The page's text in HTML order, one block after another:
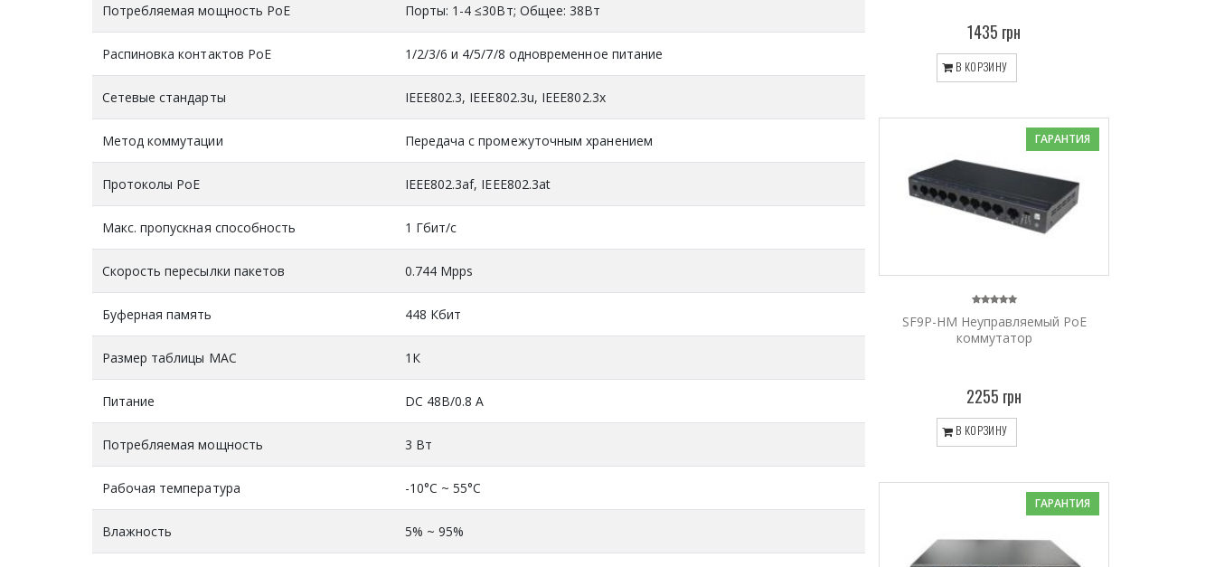
Потребляемая мощность PoE Порты: 1-4 ≤30Вт; Общее: 38Вт
Распиновка контактов PoE 1/2/3/6 и 4/5/7/8 одновременное питание
Сетевые стандарты IEEE802.3, IEEE802.3u, IEEE802.3x
Метод коммутации Передача с промежуточным хранением
Протоколы PoE IEEE802.3af, IEEE802.3at
Макс. пропускная способность 1 Гбит/с
Скорость пересылки пакетов 0.744 Mpps
Буферная память 448 Кбит
Размер таблицы MAC 1К
Питание DC 48В/0.8 A
Потребляемая мощность 3 Вт
Рабочая температура -10°C ~ 55°C
Влажность 5% ~ 95%
1435 грн
В КОРЗИНУ
ГАРАНТИЯ
SF9P-HM Неуправляемый PoE
коммутатор
2255 грн
В КОРЗИНУ
ГАРАНТИЯ